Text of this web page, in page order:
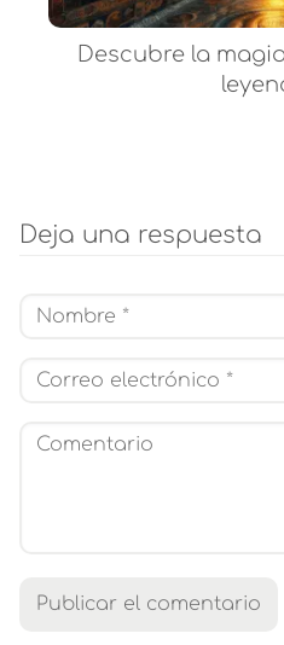
Descubre la
Deja una respuesta